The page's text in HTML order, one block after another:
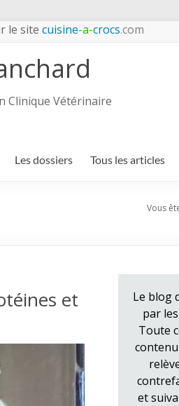
le site cuisine-a-crocs.com
Clinique Vétérinaire
Les dossiers Tous les articles
Vous
et
Le blog
par
Toute
et